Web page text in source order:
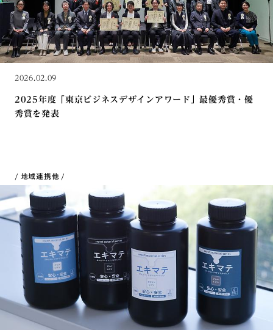
2026.02.09
2025年度「東京ビジネスデザインアワード」最優秀賞・優
秀賞を発表
地域連携他